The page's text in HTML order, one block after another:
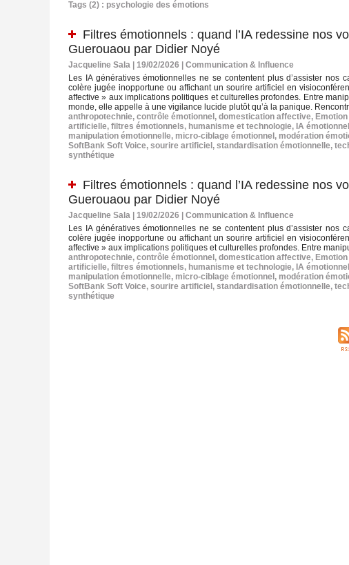
Tags (2) : psychologie des émotions
Filtres émotionnels : quand l’IA redessine nos
Guerouaou par Didier Noyé
Jacqueline Sala | 19/02/2026
Communication & Influence
Les IA génératives émotionnelles ne se contentent plus d’assister
colère jugée inopportune ou affichant un sourire artificiel en
affective » aux implications politiques et culturelles profondes. Entre
monde, elle appelle à une vigilance lucide plutôt qu’à la panique.
anthropotechnie, contrôle émotionnel , domestication affective,
artificielle, filtres émotionnels, humanisme et technologie, IA
manipulation émotionnelle, micro‑ciblage émotionnel , modération
SoftBank Soft Voice, sourire artificiel , standardisation émotionnelle,
synthétique
Filtres émotionnels : quand l’IA redessine nos
Guerouaou par Didier Noyé
Jacqueline Sala | 19/02/2026
Communication & Influence
Les IA génératives émotionnelles ne se contentent plus d’assister
colère jugée inopportune ou affichant un sourire artificiel en
affective » aux implications politiques et culturelles profondes. Entre
anthropotechnie, contrôle émotionnel , domestication affective,
artificielle, filtres émotionnels, humanisme et technologie, IA
manipulation émotionnelle, micro‑ciblage émotionnel , modération
SoftBank Soft Voice, sourire artificiel , standardisation émotionnelle,
synthétique